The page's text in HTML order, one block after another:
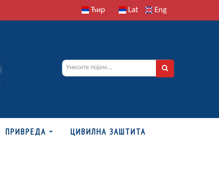
Ћир Lat Eng
ПРИВРЕДА ЦИВИЛНА ЗАШТИТА